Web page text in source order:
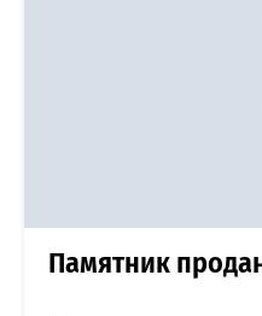
Памятник